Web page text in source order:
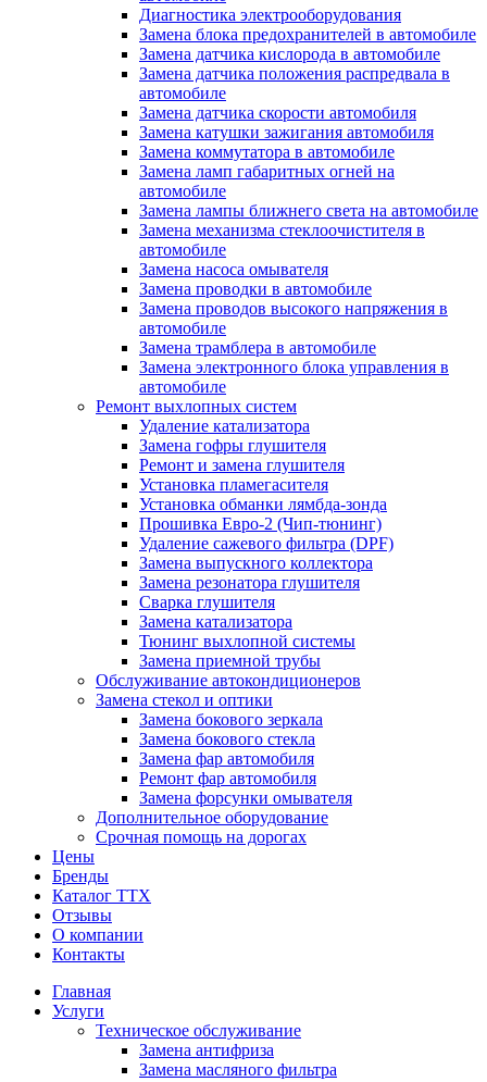
Диагностика электрооборудования
Замена блока предохранителей в автомобиле
Замена датчика кислорода в автомобиле
Замена датчика положения распредвала в
автомобиле
Замена датчика скорости автомобиля
Замена катушки зажигания автомобиля
Замена коммутатора в автомобиле
Замена ламп габаритных огней на
автомобиле
Замена лампы ближнего света на автомобиле
Замена механизма стеклоочистителя в
автомобиле
Замена насоса омывателя
Замена проводки в автомобиле
Замена проводов высокого напряжения в
автомобиле
Замена трамблера в автомобиле
Замена электронного блока управления в
автомобиле
Ремонт выхлопных систем
Удаление катализатора
Замена гофры глушителя
Ремонт и замена глушителя
Установка пламегасителя
Установка обманки лямбда-зонда
Прошивка Евро-2 (Чип-тюнинг)
Удаление сажевого фильтра (DPF)
Замена выпускного коллектора
Замена резонатора глушителя
Сварка глушителя
Замена катализатора
Тюнинг выхлопной системы
Замена приемной трубы
Обслуживание автокондиционеров
Замена стекол и оптики
Замена бокового зеркала
Замена бокового стекла
Замена фар автомобиля
Ремонт фар автомобиля
Замена форсунки омывателя
Дополнительное оборудование
Срочная помощь на дорогах
Цены
Бренды
Каталог ТТХ
Отзывы
О компании
Контакты
Главная
Услуги
Техническое обслуживание
Замена антифриза
Замена масляного фильтра